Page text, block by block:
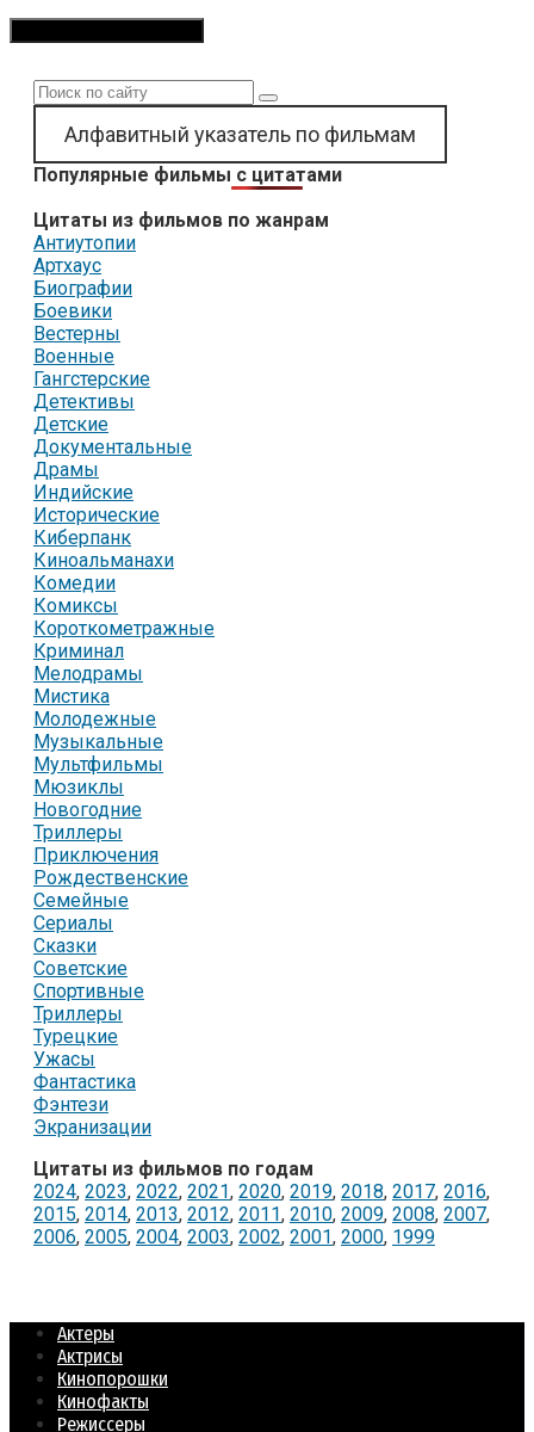
Поиск:
Алфавитный указатель по фильмам
Популярные фильмы с цитатами
Цитаты из фильмов по жанрам
Антиутопии
Артхаус
Биографии
Боевики
Вестерны
Военные
Гангстерские
Детективы
Детские
Документальные
Драмы
Индийские
Исторические
Киберпанк
Киноальманахи
Комедии
Комиксы
Короткометражные
Криминал
Мелодрамы
Мистика
Молодежные
Музыкальные
Мультфильмы
Мюзиклы
Новогодние
Триллеры
Приключения
Рождественские
Семейные
Сериалы
Сказки
Советские
Спортивные
Триллеры
Турецкие
Ужасы
Фантастика
Фэнтези
Экранизации
Цитаты из фильмов по годам
2024, 2023, 2022, 2021, 2020, 2019, 2018, 2017, 2016,
2015, 2014, 2013, 2012, 2011, 2010, 2009, 2008, 2007,
2006, 2005, 2004, 2003, 2002, 2001, 2000, 1999
Актеры
Актрисы
Кинопорошки
Кинофакты
Режиссеры